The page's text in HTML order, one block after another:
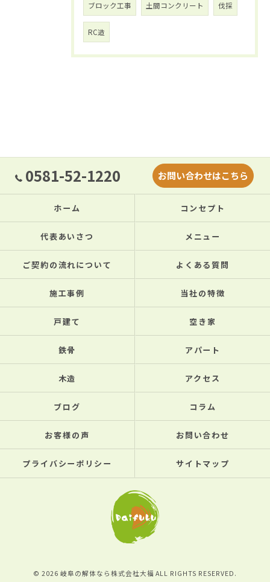
ブロック工事 土間コンクリート 伐採
RC造
0581-52-1220 お問い合わせはこちら
ホーム コンセプト
代表あいさつ メニュー
ご契約の流れについて よくある質問
施工事例 当社の特徴
戸建て 空き家
鉄骨 アパート
木造 アクセス
ブログ コラム
お客様の声 お問い合わせ
プライバシーポリシー サイトマップ
© 2026 岐阜の解体なら株式会社大福 ALL RIGHTS RESERVED.